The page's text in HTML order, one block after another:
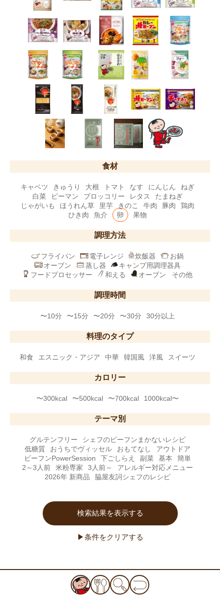
食材
キャベツ きゅうり 大根 トマト なす にんじん
ねぎ
白菜
ピーマン ブロッコリー レタス
たまねぎ
じゃがいも
ほうれん草 里芋 きのこ 牛肉 豚肉
鶏肉
ひき肉
魚介 卵 果物
調理方法
フライパン 電子レンジ 炊飯器
お鍋
オーブン
蒸し器
キャンプ用調理器具
フードプロセッサー
和える オーブン その他
調理時間
〜10分 〜15分 〜20分 〜30分 30分以上
料理のタイプ
和食 エスニック・アジア 中華 韓国風 洋風 スイーツ
カロリー
〜300kcal 〜500kcal 〜700kcal 1000kcal〜
テーマ別
グルテンフリー
シェフのビーフンまかないレシピ
低糖質
おうちでヴィッセル おもてなし
アウトドア
ビーフンPowerSession
下ごしらえ 副菜 基本
簡単
2～3人前
米粉専家 3人前～
アレルギー対応メニュー
2026年 新商品
脇屋友詞シェフのレシピ